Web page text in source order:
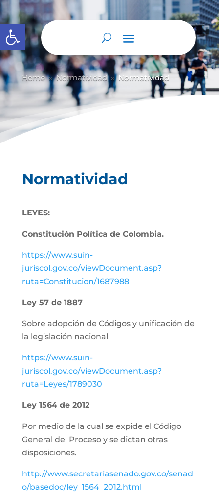
Abrir barra de herramientas
Home 9 Normatividad 9 Normatividad
Normatividad
LEYES:
Constitución Política de Colombia.
https://www.suin-
juriscol.gov.co/viewDocument.asp?
ruta=Constitucion/1687988
Ley 57 de 1887
Sobre adopción de Códigos y unificación de
la legislación nacional
https://www.suin-
juriscol.gov.co/viewDocument.asp?
ruta=Leyes/1789030
Ley 1564 de 2012
Por medio de la cual se expide el Código
General del Proceso y se dictan otras
disposiciones.
http://www.secretariasenado.gov.co/senad
o/basedoc/ley_1564_2012.html